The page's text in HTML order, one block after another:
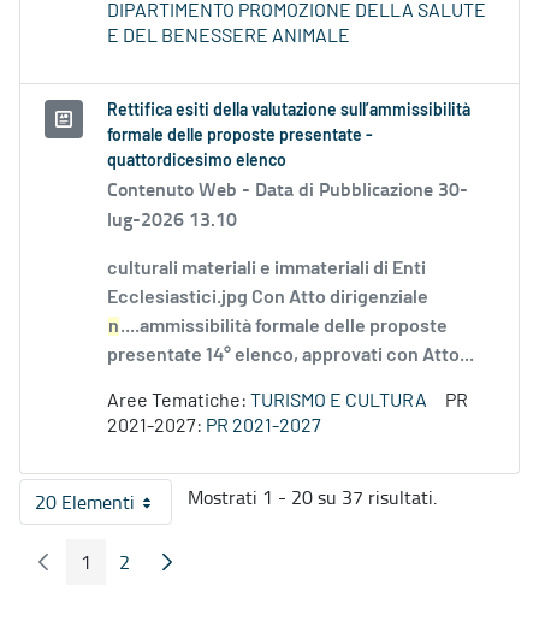
DIPARTIMENTO PROMOZIONE DELLA SALUTE
E DEL BENESSERE ANIMALE
Rettifica esiti della valutazione sull’ammissibilità
formale delle proposte presentate -
quattordicesimo elenco
Contenuto Web - Data di Pubblicazione 30-
lug-2026 13.10
culturali materiali e immateriali di Enti
Ecclesiastici.jpg Con Atto dirigenziale
n....ammissibilità formale delle proposte
presentate 14° elenco, approvati con Atto...
Aree Tematiche: TURISMO E CULTURA
PR
2021-2027: PR 2021-2027
20 ElementiPer pagina
Mostrati 1 - 20 su 37 risultati.
Pagina Precedente
Pagina
1 Pagina
2 Pagina Seguente